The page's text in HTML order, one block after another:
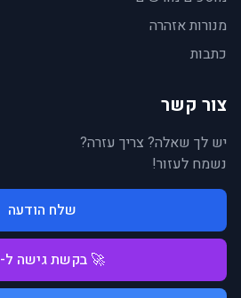
מנורות אזהרה
כתבות
צור קשר
יש לך שאלה? צריך עזרה?
נשמח לעזור!
שלח הודעה
🚀 בקשת גישה ל-API